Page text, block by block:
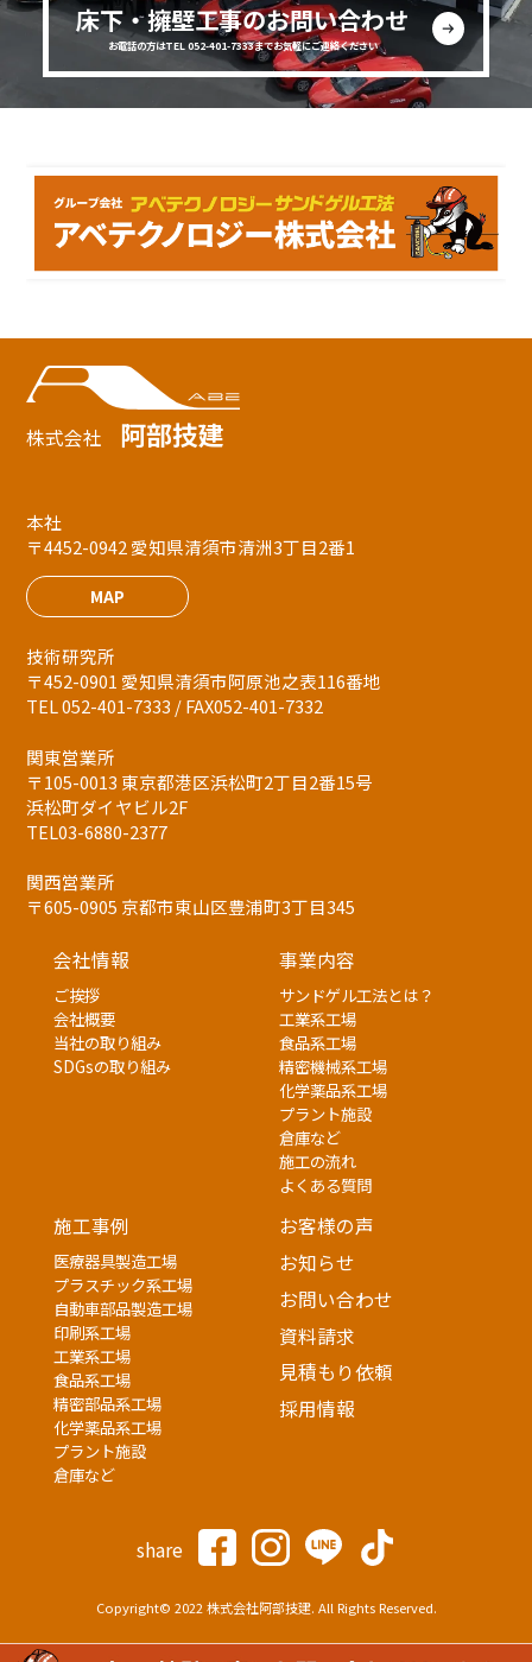
床下・擁壁工事のお問い合わせ
お電話の方はTEL 052-401-7333までお気軽にご連絡ください
株式会社 阿部技建
本社
〒4452-0942 愛知県清須市清洲3丁目2番1
MAP
技術研究所
〒452-0901 愛知県清須市阿原池之表116番地
TEL 052-401-7333 / FAX052-401-7332
関東営業所
〒105-0013 東京都港区浜松町2丁目2番15号
浜松町ダイヤビル2F
TEL03-6880-2377
関西営業所
〒605-0905 京都市東山区豊浦町3丁目345
会社情報
ご挨拶
会社概要
当社の取り組み
SDGsの取り組み
事業内容
サンドゲル工法とは？
工業系工場
食品系工場
精密機械系工場
化学薬品系工場
プラント施設
倉庫など
施工の流れ
よくある質問
施工事例
医療器具製造工場
プラスチック系工場
自動車部品製造工場
印刷系工場
工業系工場
食品系工場
精密部品系工場
化学薬品系工場
プラント施設
倉庫など
お客様の声
お知らせ
お問い合わせ
資料請求
見積もり依頼
採用情報
share
Copyright© 2022 株式会社阿部技建. All Rights Reserved.